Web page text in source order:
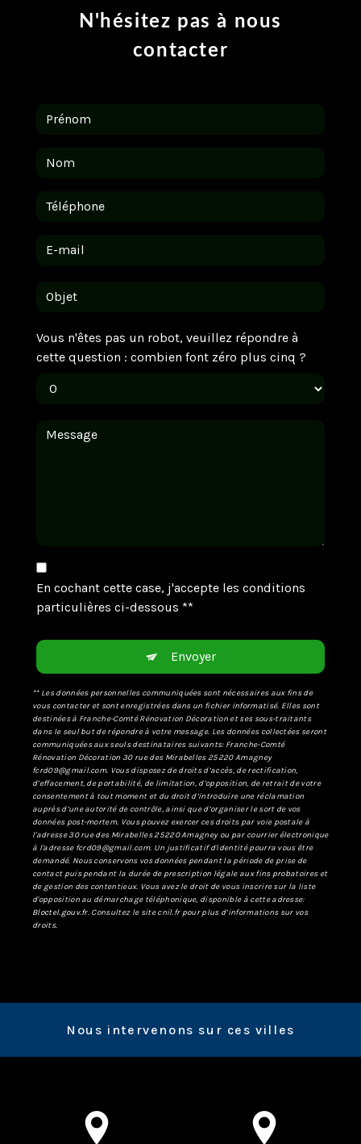
N'hésitez pas à nous
contacter
Vous n'êtes pas un robot, veuillez répondre à
cette question : combien font zéro plus cinq ?
En cochant cette case, j'accepte les conditions
particulières ci-dessous **
Envoyer
** Les données personnelles communiquées sont nécessaires aux fins de
vous contacter et sont enregistrées dans un fichier informatisé. Elles sont
destinées à Franche-Comté Rénovation Décoration et ses sous-traitants
dans le seul but de répondre à votre message. Les données collectées seront
communiquées aux seuls destinataires suivants: Franche-Comté
Rénovation Décoration 30 rue des Mirabelles 25220 Amagney
fcrd09@gmail.com. Vous disposez de droits d’accès, de rectification,
d’effacement, de portabilité, de limitation, d’opposition, de retrait de votre
consentement à tout moment et du droit d’introduire une réclamation
auprès d’une autorité de contrôle, ainsi que d’organiser le sort de vos
données post-mortem. Vous pouvez exercer ces droits par voie postale à
l'adresse 30 rue des Mirabelles 25220 Amagney ou par courrier électronique
à l'adresse fcrd09@gmail.com. Un justificatif d'identité pourra vous être
demandé. Nous conservons vos données pendant la période de prise de
contact puis pendant la durée de prescription légale aux fins probatoires et
de gestion des contentieux. Vous avez le droit de vous inscrire sur la liste
d'opposition au démarchage téléphonique, disponible à cette adresse:
Bloctel.gouv.fr. Consultez le site cnil.fr pour plus d’informations sur vos
droits.
Nous intervenons sur ces villes